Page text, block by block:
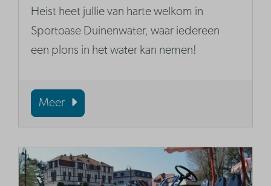
Heist heet jullie van harte welkom in
Sportoase Duinenwater, waar iedereen
een plons in het water kan nemen!
Meer